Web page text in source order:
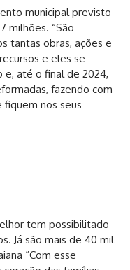
municipal previsto
milhões. “São
tantas obras, ações e
e eles se
e, até o final de 2024,
fazendo com
fiquem nos seus
tem possibilitado
Já são mais de 40 mil
“Com esse